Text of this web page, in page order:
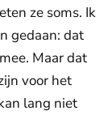
ze soms. Ik
gedaan: dat
Maar dat
voor het
lang niet